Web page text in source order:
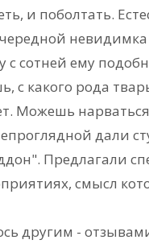
и поболтать.
с сотней ему
с какого рода
Можешь
дали
Предлагали
смысл
другим -